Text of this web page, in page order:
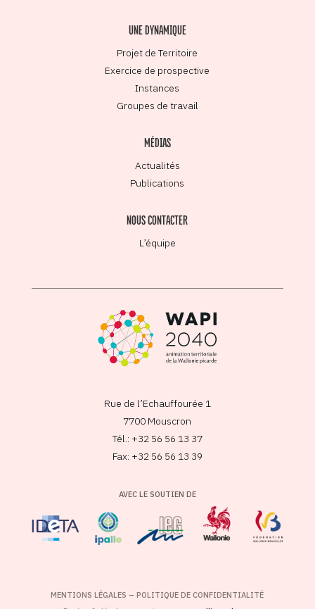
UNE DYNAMIQUE
Projet de Territoire
Exercice de prospective
Instances
Groupes de travail
MÉDIAS
Actualités
Publications
NOUS CONTACTER
L’équipe
Rue de l’Echauffourée 1
7700 Mouscron
Tél.: +32 56 56 13 37
Fax: +32 56 56 13 39
AVEC LE SOUTIEN DE
MENTIONS LÉGALES –POLITIQUE DE CONFIDENTIALITÉ